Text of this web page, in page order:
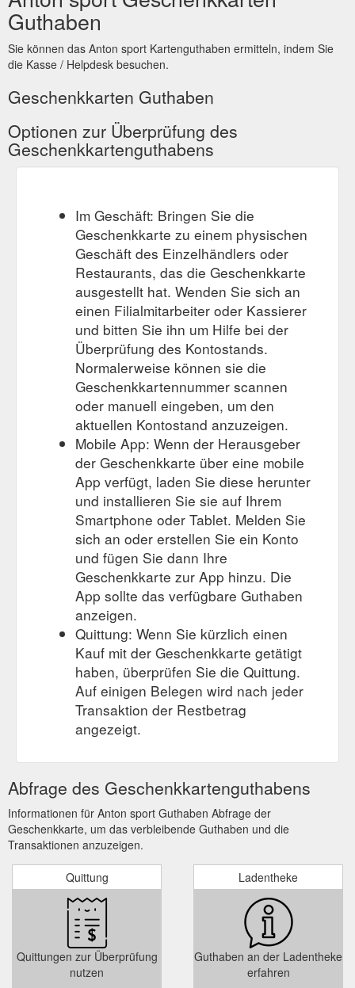
Guthaben
Sie können das Anton sport Kartenguthaben ermitteln, indem Sie
die Kasse / Helpdesk besuchen.
Geschenkkarten Guthaben
Optionen zur Überprüfung des
Geschenkkartenguthabens
Im Geschäft: Bringen Sie die
Geschenkkarte zu einem physischen
Geschäft des Einzelhändlers oder
Restaurants, das die Geschenkkarte
ausgestellt hat. Wenden Sie sich an
einen Filialmitarbeiter oder Kassierer
und bitten Sie ihn um Hilfe bei der
Überprüfung des Kontostands.
Normalerweise können sie die
Geschenkkartennummer scannen
oder manuell eingeben, um den
aktuellen Kontostand anzuzeigen.
Mobile App: Wenn der Herausgeber
der Geschenkkarte über eine mobile
App verfügt, laden Sie diese herunter
und installieren Sie sie auf Ihrem
Smartphone oder Tablet. Melden Sie
sich an oder erstellen Sie ein Konto
und fügen Sie dann Ihre
Geschenkkarte zur App hinzu. Die
App sollte das verfügbare Guthaben
anzeigen.
Quittung: Wenn Sie kürzlich einen
Kauf mit der Geschenkkarte getätigt
haben, überprüfen Sie die Quittung.
Auf einigen Belegen wird nach jeder
Transaktion der Restbetrag
angezeigt.
Abfrage des Geschenkkartenguthabens
Informationen für Anton sport Guthaben Abfrage der
Geschenkkarte, um das verbleibende Guthaben und die
Transaktionen anzuzeigen.
Quittung
Quittungen zur Überprüfung
nutzen
Ladentheke
Guthaben an der Ladentheke
erfahren